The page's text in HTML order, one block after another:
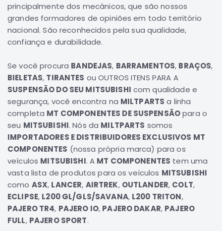
Transmissão
Elétrica
Acessórios
Motor
Suspensão
Freio
Correias
Filtros
Câmbio
Elétrica
Acessórios
Lancer
Motor
Suspensão
principalmente dos mecânicos, que são nossos
grandes formadores de opiniões em todo território
nacional. São reconhecidos pela sua qualidade,
confiança e durabilidade.
Se você procura BANDEJAS, BARRAMENTOS, BRAÇOS,
BIELETAS, TIRANTES ou OUTROS ITENS PARA A
SUSPENSÃO DO SEU MITSUBISHI com qualidade e
segurança, você encontra na MILTPARTS a linha
completa MT COMPONENTES DE SUSPENSÃOpara o
seu MITSUBISHI. Nós da MILTPARTS somos
IMPORTADORES E DISTRIBUIDORES EXCLUSIVOS MT
COMPONENTES (nossa própria marca) para os
veículos MITSUBISHI. A MT COMPONENTES tem uma
vasta lista de produtos para os veículos MITSUBISHI
como ASX, LANCER, AIRTREK, OUTLANDER, COLT,
ECLIPSE, L200 GL/GLS/SAVANA, L200 TRITON,
PAJERO TR4, PAJERO IO, PAJERO DAKAR, PAJERO
FULL, PAJERO SPORT.